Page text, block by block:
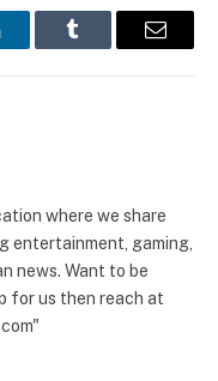
Tumblr Email
where we share
entertainment, gaming,
news. Want to be
for us then reach at